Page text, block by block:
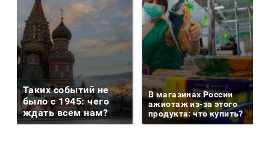
Таких событий не
было с 1945: чего
ждать всем нам?
В магазинах России
ажиотаж из-за этого
продукта: что купить?